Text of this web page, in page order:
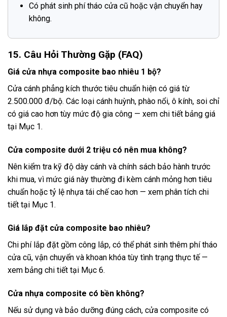
Có phát sinh phí tháo cửa cũ hoặc vận chuyển hay
không.
15. Câu Hỏi Thường Gặp (FAQ)
Giá cửa nhựa composite bao nhiêu 1 bộ?
Cửa cánh phẳng kích thước tiêu chuẩn hiện có giá từ
2.500.000 đ/bộ. Các loại cánh huỳnh, phào nổi, ô kính, soi chỉ
có giá cao hơn tùy mức độ gia công — xem chi tiết bảng giá
tại Mục 1.
Cửa composite dưới 2 triệu có nên mua không?
Nên kiểm tra kỹ độ dày cánh và chính sách bảo hành trước
khi mua, vì mức giá này thường đi kèm cánh mỏng hơn tiêu
chuẩn hoặc tỷ lệ nhựa tái chế cao hơn — xem phân tích chi
tiết tại Mục 1.
Giá lắp đặt cửa composite bao nhiêu?
Chi phí lắp đặt gồm công lắp, có thể phát sinh thêm phí tháo
cửa cũ, vận chuyển và khoan khóa tùy tình trạng thực tế —
xem bảng chi tiết tại Mục 6.
Cửa nhựa composite có bền không?
Nếu sử dụng và bảo dưỡng đúng cách, cửa composite có